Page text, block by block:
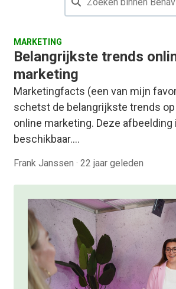
MARKETING
Belangrijkste trends
marketing
Marketingfacts (een van mijn
schetst de belangrijkste trends
online marketing. Deze afbeelding
beschikbaar.…
Frank Janssen · 22 jaar geleden